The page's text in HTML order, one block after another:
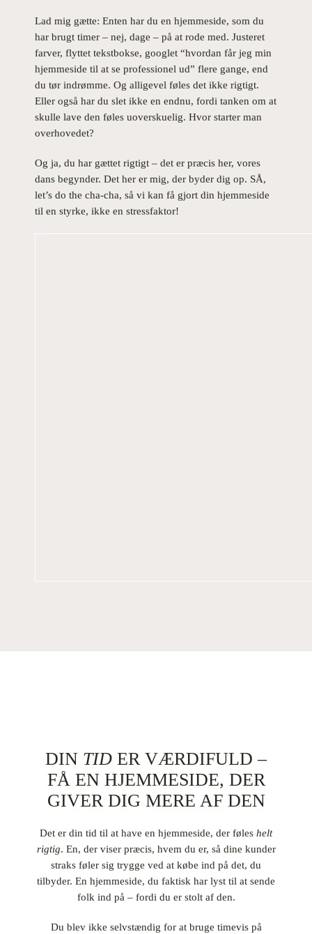
Lad mig gætte: Enten har du en hjemmeside, som du
har brugt timer – nej, dage – på at rode med. Justeret
farver, flyttet tekstbokse, googlet “hvordan får jeg min
hjemmeside til at se professionel ud” flere gange, end
du tør indrømme. Og alligevel føles det ikke rigtigt.
Eller også har du slet ikke en endnu, fordi tanken om at
skulle lave den føles uoverskuelig. Hvor starter man
overhovedet?
Og ja, du har gættet rigtigt – det er præcis her, vores
dans begynder. Det her er mig, der byder dig op. SÅ,
let’s do the cha-cha, så vi kan få gjort din hjemmeside
til en styrke, ikke en stressfaktor!
DIN TID ER VÆRDIFULD –
FÅ EN HJEMMESIDE, DER
GIVER DIG MERE AF DEN
Det er din tid til at have en hjemmeside, der føles helt
rigtig. En, der viser præcis, hvem du er, så dine kunder
straks føler sig trygge ved at købe ind på det, du
tilbyder. En hjemmeside, du faktisk har lyst til at sende
folk ind på – fordi du er stolt af den.
Du blev ikke selvstændig for at bruge timevis på